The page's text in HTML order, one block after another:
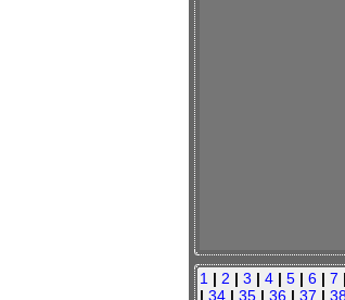
1 | 2 | 3 | 4 | 5 | 6 | 7 |
| 34 | 35 | 36 | 37 |